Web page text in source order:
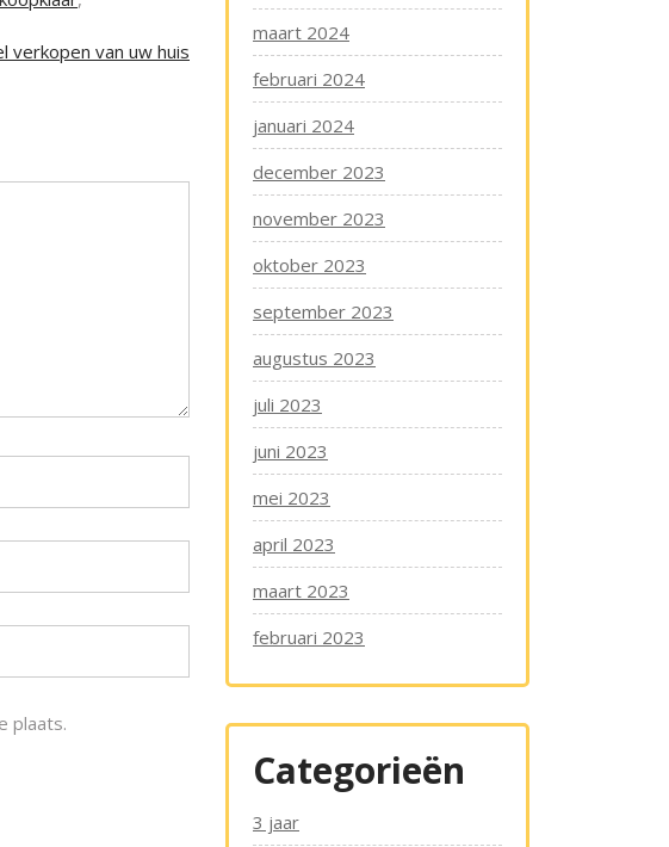
verkopen van uw huis
plaats.
maart 2024
februari 2024
januari 2024
december 2023
november 2023
oktober 2023
september 2023
augustus 2023
juli 2023
juni 2023
mei 2023
april 2023
maart 2023
februari 2023
Categorieën
3 jaar